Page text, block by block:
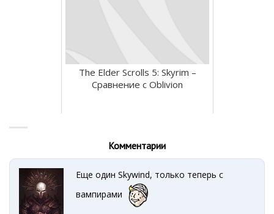
The Elder Scrolls 5: Skyrim –
Сравнение с Oblivion
Комментарии
Еще один Skywind, только теперь с
вампирами